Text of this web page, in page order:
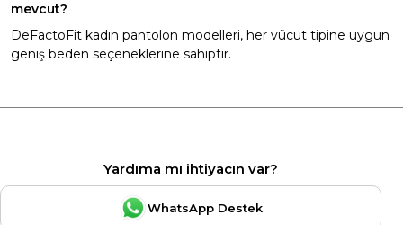
mevcut?
DeFactoFit kadın pantolon modelleri, her vücut tipine uygun
geniş beden seçeneklerine sahiptir.
Yardıma mı ihtiyacın var?
WhatsApp Destek